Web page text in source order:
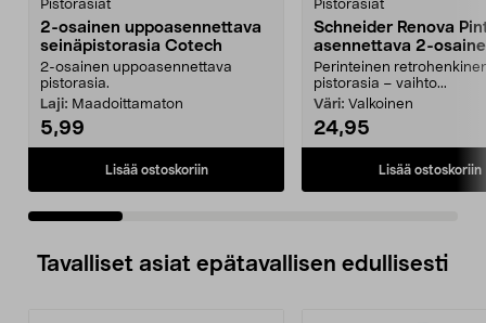
Pistorasiat
2-osainen uppoasennettava
seinäpistorasia Cotech
2-osainen uppoasennettava
pistorasia.
Laji: Maadoittamaton
5,99
Lisää ostoskoriin
Pistorasiat
Schneider Renova
asennettava 2-
pistorasia,
Perinteinen
pistorasia – vaihto...
Väri: Valkoinen
24,95
Lisää ostoskoriin
Tavalliset asiat epätavallisen edullisesti